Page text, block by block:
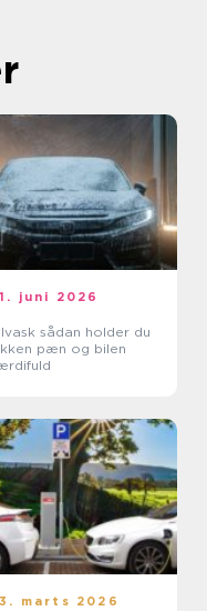
juni 2026
sådan holder du
pæn og bilen
marts 2026